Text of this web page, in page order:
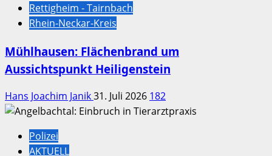
Rettigheim - Tairnbach
Rhein-Neckar-Kreis
Mühlhausen: Flächenbrand um
Aussichtspunkt Heiligenstein
Hans Joachim Janik31. Juli 2026 182
Polizei
AKTUELL